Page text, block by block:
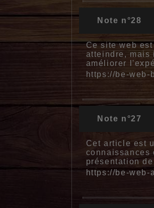
Note n°28
Ce site web
atteindre, mais
améliorer
https://be-web-
Note n°27
Cet article est
connaissances
présentation
https://be-web-